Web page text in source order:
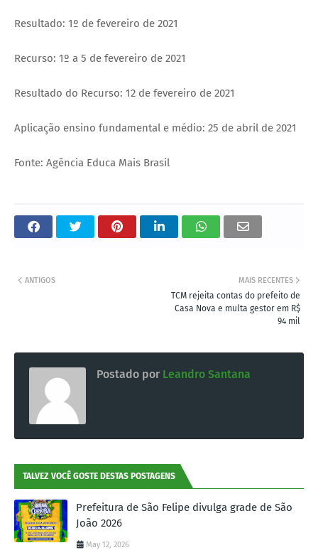
Resultado: 1º de fevereiro de 2021
Recurso: 1º a 5 de fevereiro de 2021
Resultado do Recurso: 12 de fevereiro de 2021
Aplicação ensino fundamental e médio: 25 de abril de 2021
Fonte: Agência Educa Mais Brasil
MAIS RECENTES
TCM rejeita contas do prefeito de
Casa Nova e multa gestor em R$
94 mil
ANTIGOS
Postado por Leandro Santana
TALVEZ VOCÊ GOSTE DESTAS POSTAGENS
Prefeitura de São Felipe divulga grade de São
João 2026
May 12, 2026